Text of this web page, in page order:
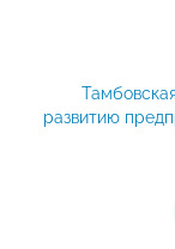
развитию